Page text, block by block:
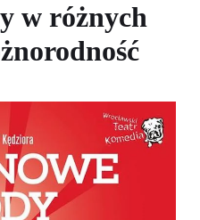
w różnych